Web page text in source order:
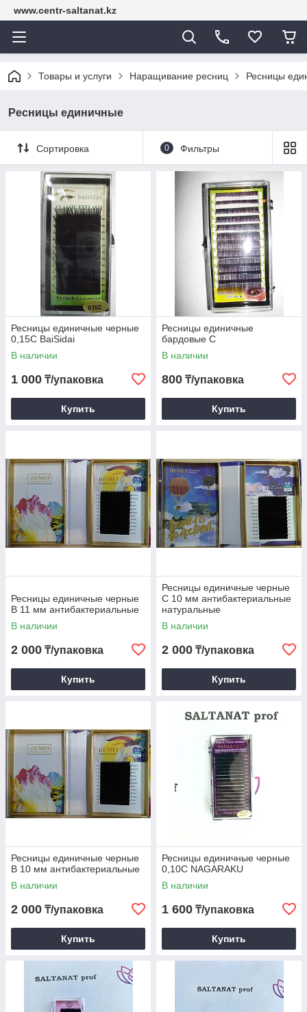
www.centr-saltanat.kz
Товары и услуги Наращивание ресниц Ресницы
Ресницы единичные
Сортировка 0 Фильтры
Ресницы единичные черные
0,15С BaiSidai
В наличии
1 000 ₸/упаковка
Купить
Ресницы единичные
бардовые С
В наличии
800 ₸/упаковка
Купить
Ресницы единичные черные
В 11 мм антибактериальные
В наличии
2 000 ₸/упаковка
Купить
Ресницы единичные черные
С 10 мм антибактериальные
натуральные
В наличии
2 000 ₸/упаковка
Купить
Ресницы единичные черные
В 10 мм антибактериальные
В наличии
2 000 ₸/упаковка
Купить
Ресницы единичные черные
0,10С NAGARAKU
В наличии
1 600 ₸/упаковка
Купить